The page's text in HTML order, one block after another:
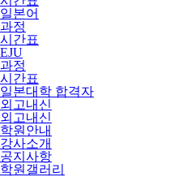
일본어
과정
시간표
EJU
과정
시간표
일본대학 합격자
외고내신
외고내신
학원안내
강사소개
공지사항
학원갤러리